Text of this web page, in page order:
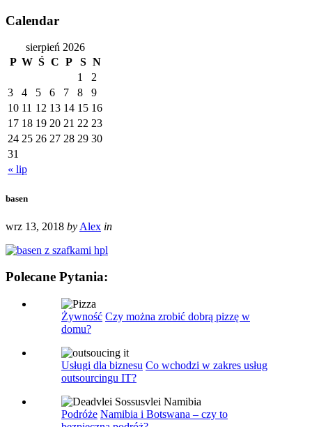
Calendar
sierpień 2026
P W Ś C P S N
« lip
1
2
3
4 5 6 7 8
9
10 11 12 13 14 15 16
17 18 19 20 21 22 23
24 25 26 27 28 29 30
31
basen
wrz 13, 2018 by Alex in
Polecane Pytania:
Żywność Czy można zrobić dobrą pizzę w
domu?
Usługi dla biznesu Co wchodzi w zakres usług
outsourcingu IT?
Podróże Namibia i Botswana – czy to